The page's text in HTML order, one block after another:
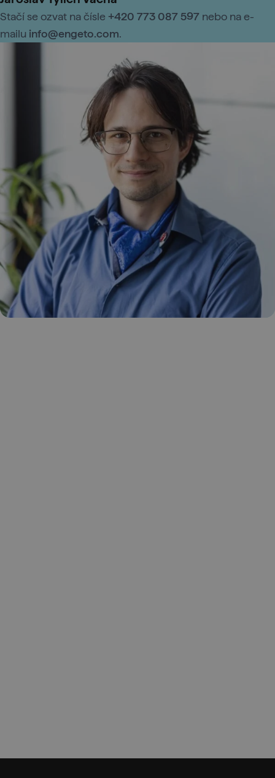
Stačí se ozvat na čísle +420 773 087 597 nebo na e-
mailu info@engeto.com.